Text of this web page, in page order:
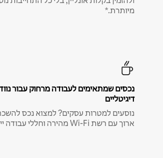
מיותרת.*
נכסים שמתאימים לעבודה מרחוק עבור
דיגיטליים
נוסעים למטרות עסקים? למצוא נכס
ארוך עם רשת Wi-Fi מהירה וחללי עבודה ייעודיים.